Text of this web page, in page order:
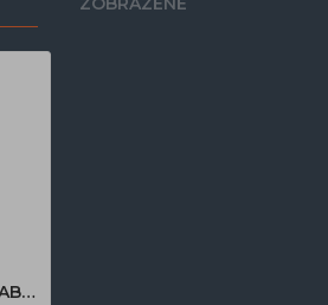
Infrazón na vlasy GABBIANO 868S na statíve čierny